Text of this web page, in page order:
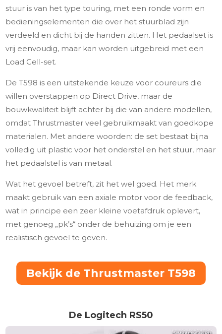
stuur is van het type touring, met een ronde vorm en
bedieningselementen die over het stuurblad zijn
verdeeld en dicht bij de handen zitten. Het pedaalset is
vrij eenvoudig, maar kan worden uitgebreid met een
Load Cell-set.
De T598 is een uitstekende keuze voor coureurs die
willen overstappen op Direct Drive, maar de
bouwkwaliteit blijft achter bij die van andere modellen,
omdat Thrustmaster veel gebruikmaakt van goedkope
materialen. Met andere woorden: de set bestaat bijna
volledig uit plastic voor het onderstel en het stuur, maar
het pedaalstel is van metaal.
Wat het gevoel betreft, zit het wel goed. Het merk
maakt gebruik van een axiale motor voor de feedback,
wat in principe een zeer kleine voetafdruk oplevert,
met genoeg „pk’s“ onder de behuizing om je een
realistisch gevoel te geven.
Bekijk de Thrustmaster T598
De Logitech RS50